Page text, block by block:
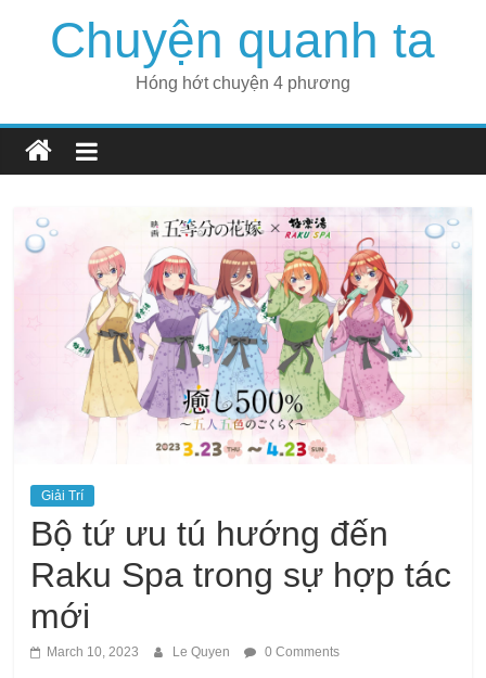
Chuyện quanh ta
Hóng hớt chuyện 4 phương
Giải Trí
Bộ tứ ưu tú hướng đến
Raku Spa trong sự hợp tác
mới
March 10, 2023 Le Quyen 0 Comments